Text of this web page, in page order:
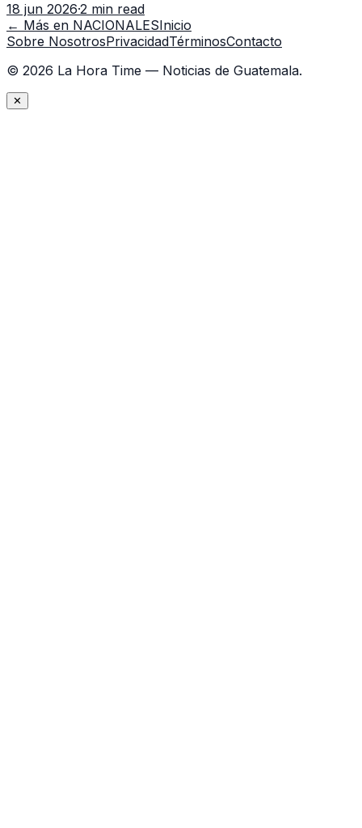
capacitación en la capital.
18 jun 2026·2 min read
← Más en NACIONALESInicio
Sobre NosotrosPrivacidadTérminosContacto
© 2026 La Hora Time — Noticias de Guatemala.